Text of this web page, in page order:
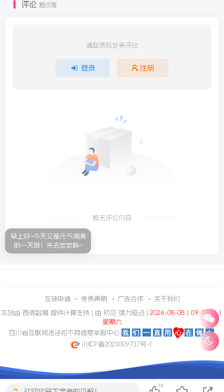
评论 抢沙发
请登录后发表评论
登录 注册
暂无评论内容
友链申请 免责声明 广告合作 关于我们
本站由 西信数据 提供计算支持 | 由 初见 强力驱动 | 2026-08-08丨09:48:57丨
星期六
四川省互联网违法和不良信息举报中心
川ICP备2023009737号-1
早上好~今天又是元气满满
的一天哦！先去尝尝鲜~
14